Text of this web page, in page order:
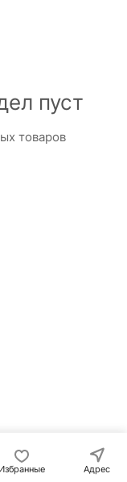
пуст
товаров
Избранные Адрес